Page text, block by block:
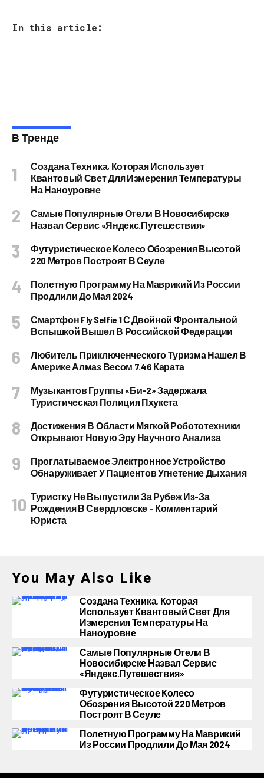
In this article:
В Тренде
Создана Техника, Которая Использует
Квантовый Свет Для Измерения Температуры
На Наноуровне
Самые Популярные Отели В Новосибирске
Назвал Сервис «Яндекс.Путешествия»
Футуристическое Колесо Обозрения Высотой
220 Метров Построят В Сеуле
Полетную Программу На Маврикий Из России
Продлили До Мая 2024
Смартфон Fly Selfie 1 С Двойной Фронтальной
Вспышкой Вышел В Российской Федерации
Любитель Приключенческого Туризма Нашел В
Америке Алмаз Весом 7.46 Карата
Музыкантов Группы «Би-2» Задержала
Туристическая Полиция Пхукета
Достижения В Области Мягкой Робототехники
Открывают Новую Эру Научного Анализа
Проглатываемое Электронное Устройство
Обнаруживает У Пациентов Угнетение Дыхания
Туристку Не Выпустили За Рубеж Из-За
Рождения В Свердловске – Комментарий
Юриста
You May Also Like
Создана Техника, Которая
Использует Квантовый Свет Для
Измерения Температуры На
Наноуровне
Самые Популярные Отели В
Новосибирске Назвал Сервис
«Яндекс.Путешествия»
Футуристическое Колесо
Обозрения Высотой 220 Метров
Построят В Сеуле
Полетную Программу На Маврикий
Из России Продлили До Мая 2024